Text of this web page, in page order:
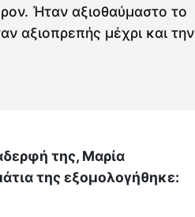
Ήταν αξιοθαύμαστο το
αξιοπρεπής μέχρι και την
της, Μαρία
της εξομολογήθηκε: